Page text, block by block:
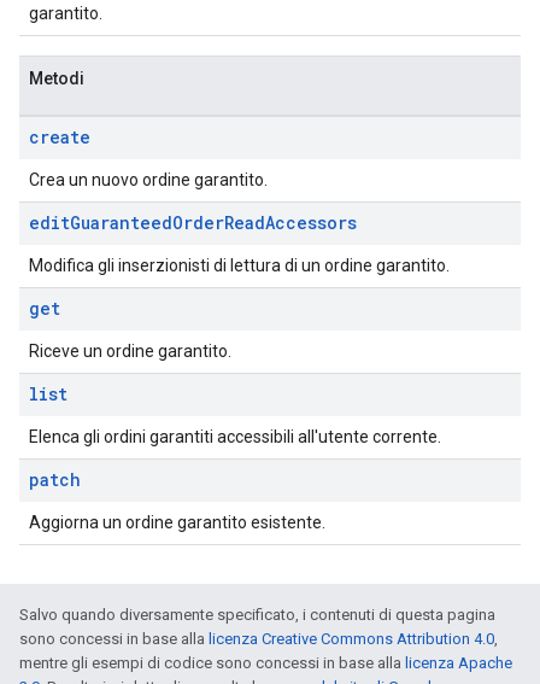
garantito.
Metodi
create
Crea un nuovo ordine garantito.
editGuaranteedOrderReadAccessors
Modifica gli inserzionisti di lettura di un ordine garantito.
get
Riceve un ordine garantito.
list
Elenca gli ordini garantiti accessibili all'utente corrente.
patch
Aggiorna un ordine garantito esistente.
Salvo quando diversamente specificato, i contenuti di questa pagina
sono concessi in base alla licenza Creative Commons Attribution 4.0,
mentre gli esempi di codice sono concessi in base alla licenza Apache